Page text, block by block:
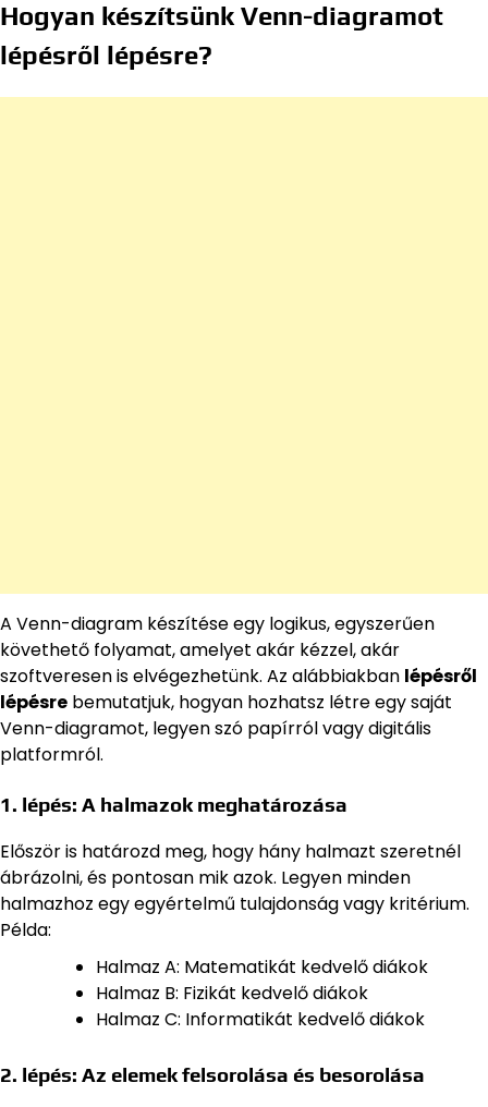
Hogyan készítsünk Venn-diagramot
lépésről lépésre?
A Venn-diagram készítése egy logikus, egyszerűen
követhető folyamat, amelyet akár kézzel, akár
szoftveresen is elvégezhetünk. Az alábbiakban lépésről
lépésre bemutatjuk, hogyan hozhatsz létre egy saját
Venn-diagramot, legyen szó papírról vagy digitális
platformról.
1. lépés: A halmazok meghatározása
Először is határozd meg, hogy hány halmazt szeretnél
ábrázolni, és pontosan mik azok. Legyen minden
halmazhoz egy egyértelmű tulajdonság vagy kritérium.
Példa:
Halmaz A: Matematikát kedvelő diákok
Halmaz B: Fizikát kedvelő diákok
Halmaz C: Informatikát kedvelő diákok
2. lépés: Az elemek felsorolása és besorolása